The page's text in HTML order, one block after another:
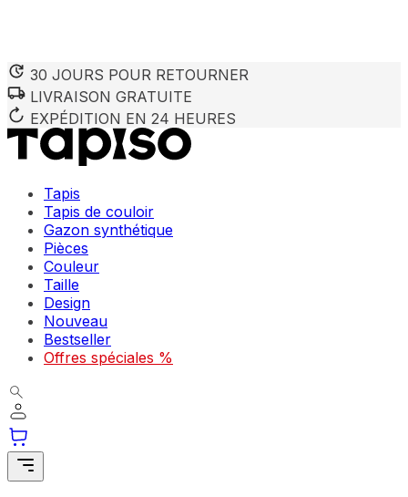
30 JOURS POUR RETOURNER
LIVRAISON GRATUITE
EXPÉDITION EN 24 HEURES
Tapis
Tapis de couloir
Gazon synthétique
Pièces
Couleur
Taille
Design
Nouveau
Bestseller
Offres spéciales %
Nous utilisons des cookies pour personnaliser le contenu
partenaires peuvent combiner ces informations avec
utilisation de leurs services.
Les cookies indispensables sont cruciaux pour les
Les cookies liés aux préférences permettent au site de
comme votre langue préférée ou la région dans laquelle